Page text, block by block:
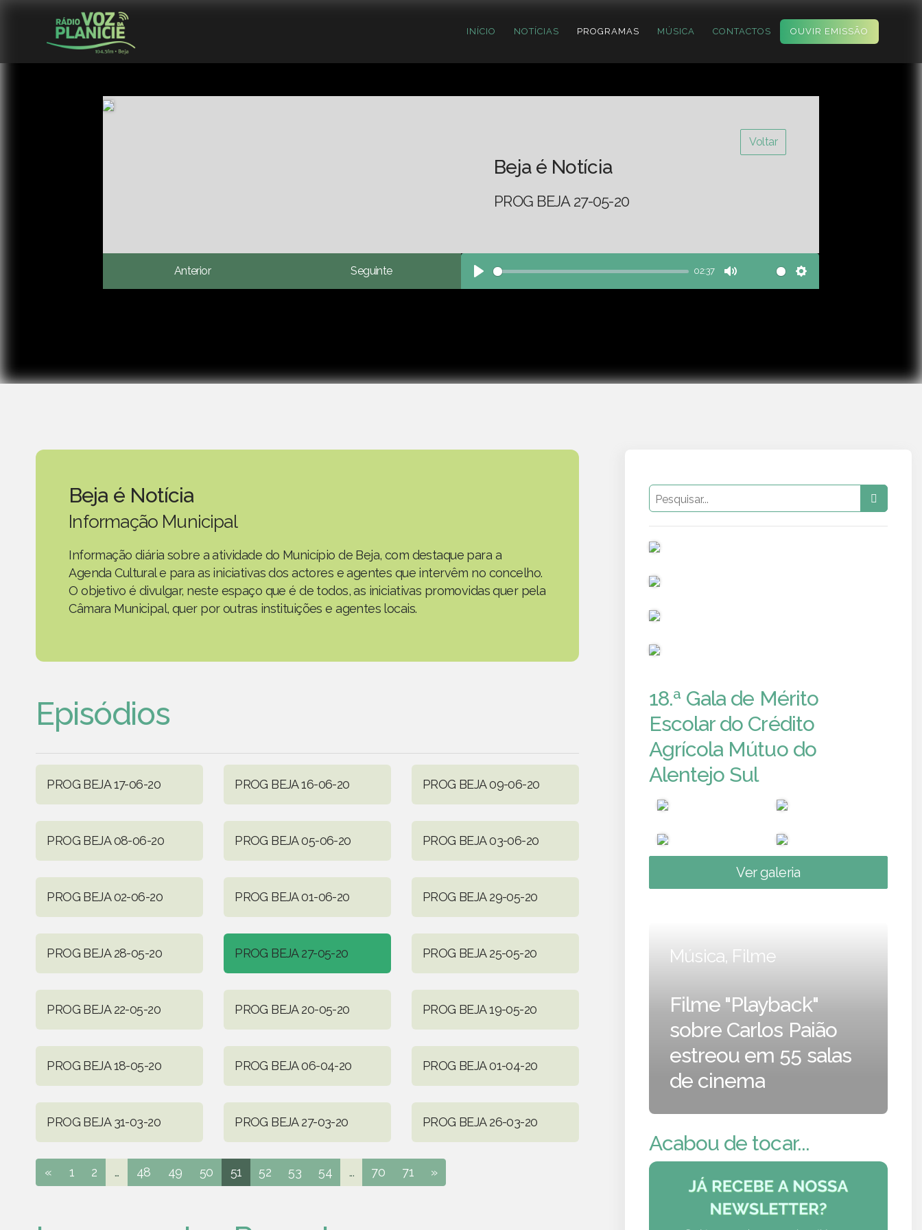
INÍCIO NOTÍCIAS PROGRAMAS MÚSICA CONTACTOS OUVIR EMISSÃO
Voltar
Beja é Notícia
PROG BEJA 27-05-20
Anterior Seguinte
Play
02:37
Mute Settings
Beja é Notícia
Informação Municipal
Informação diária sobre a atividade do Município de Beja, com destaque para a
Agenda Cultural e para as iniciativas dos actores e agentes que intervêm no concelho.
O objetivo é divulgar, neste espaço que é de todos, as iniciativas promovidas quer pela
Câmara Municipal, quer por outras instituições e agentes locais.
Episódios
PROG BEJA 17-06-20 PROG BEJA 16-06-20 PROG BEJA 09-06-20
PROG BEJA 08-06-20 PROG BEJA 05-06-20 PROG BEJA 03-06-20
PROG BEJA 02-06-20 PROG BEJA 01-06-20 PROG BEJA 29-05-20
PROG BEJA 28-05-20 PROG BEJA 27-05-20 PROG BEJA 25-05-20
PROG BEJA 22-05-20 PROG BEJA 20-05-20 PROG BEJA 19-05-20
PROG BEJA 18-05-20 PROG BEJA 06-04-20 PROG BEJA 01-04-20
PROG BEJA 31-03-20 PROG BEJA 27-03-20 PROG BEJA 26-03-20
« 1 2 ... 48 49 50 51 52 53 54 ... 70 71 »
18.ª Gala de Mérito
Escolar do Crédito
Agrícola Mútuo do
Alentejo Sul
Ver galeria
Música, Filme
Filme "Playback"
sobre Carlos Paião
estreou em 55 salas
de cinema
Acabou de tocar...